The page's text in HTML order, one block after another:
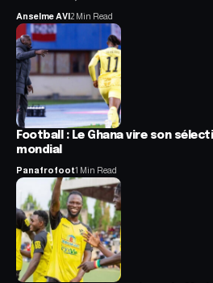
Anselme AVI 2 Min Read
Football : Le Ghana vire son
mondial
Panafrofoot1 Min Read